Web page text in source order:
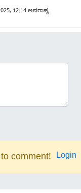
12:14 ಅಪರಾಹ್ನ
comment! Login